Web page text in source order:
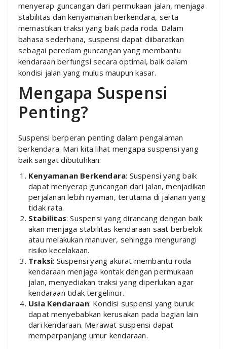
menyerap guncangan dari permukaan jalan, menjaga
stabilitas dan kenyamanan berkendara, serta
memastikan traksi yang baik pada roda. Dalam
bahasa sederhana, suspensi dapat diibaratkan
sebagai peredam guncangan yang membantu
kendaraan berfungsi secara optimal, baik dalam
kondisi jalan yang mulus maupun kasar.
Mengapa Suspensi
Penting?
Suspensi berperan penting dalam pengalaman
berkendara. Mari kita lihat mengapa suspensi yang
baik sangat dibutuhkan:
Kenyamanan Berkendara: Suspensi yang baik
dapat menyerap guncangan dari jalan, menjadikan
perjalanan lebih nyaman, terutama di jalanan yang
tidak rata.
Stabilitas: Suspensi yang dirancang dengan baik
akan menjaga stabilitas kendaraan saat berbelok
atau melakukan manuver, sehingga mengurangi
risiko kecelakaan.
Traksi: Suspensi yang akurat membantu roda
kendaraan menjaga kontak dengan permukaan
jalan, menyediakan traksi yang diperlukan agar
kendaraan tidak tergelincir.
Usia Kendaraan: Kondisi suspensi yang buruk
dapat menyebabkan kerusakan pada bagian lain
dari kendaraan. Merawat suspensi dapat
memperpanjang umur kendaraan.